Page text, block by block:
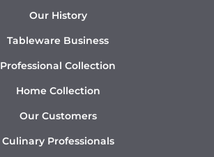
Our History
Tableware Business
Professional Collection
Home Collection
Our Customers
Culinary Professionals